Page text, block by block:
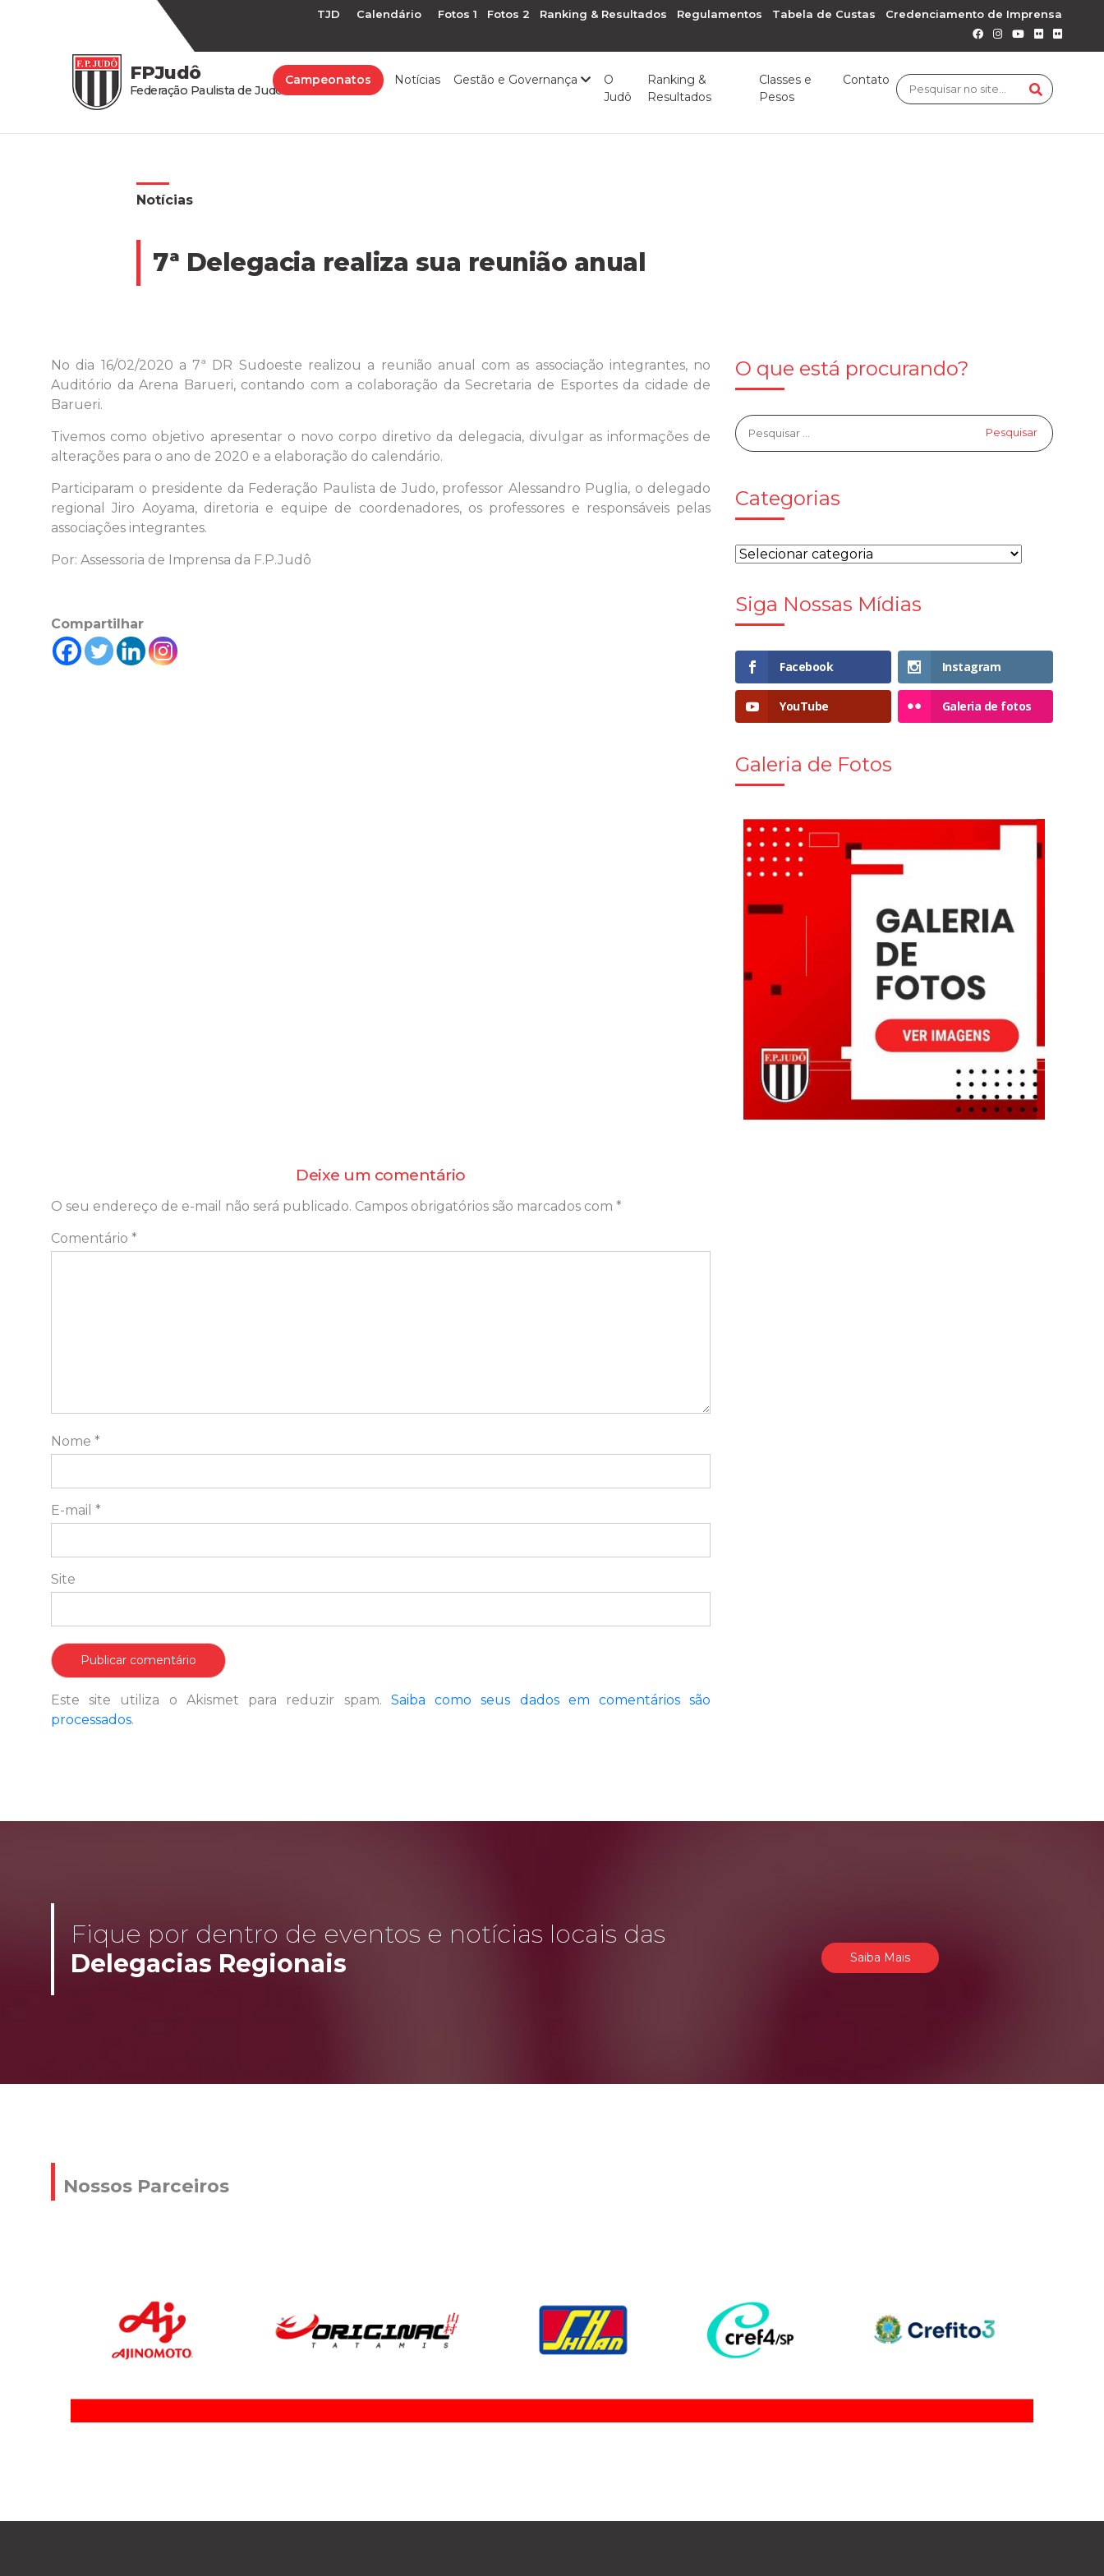
TJD Calendário Fotos 1 Fotos 2 Ranking & Resultados Regulamentos Tabela de Custas Credenciamento de Imprensa
FPJudô
Federação Paulista de Judô
Campeonatos Notícias Gestão e Governança
O
Judô
Ranking &
Resultados
Classes e
Pesos
Contato
Notícias
7ª Delegacia realiza sua reunião anual
No dia 16/02/2020 a 7ª DR Sudoeste realizou a reunião anual com as associação integrantes, no
Auditório da Arena Barueri, contando com a colaboração da Secretaria de Esportes da cidade de
Barueri.
Tivemos como objetivo apresentar o novo corpo diretivo da delegacia, divulgar as informações de
alterações para o ano de 2020 e a elaboração do calendário.
Participaram o presidente da Federação Paulista de Judo, professor Alessandro Puglia, o delegado
regional Jiro Aoyama, diretoria e equipe de coordenadores, os professores e responsáveis pelas
associações integrantes.
Por: Assessoria de Imprensa da F.P.Judô
Compartilhar
O que está procurando?
Categorias
Siga Nossas Mídias
Facebook Instagram
YouTube Galeria de fotos
Galeria de Fotos
Deixe um comentário
O seu endereço de e-mail não será publicado. Campos obrigatórios são marcados com *
Comentário *
Nome *
E-mail *
Site
Este site utiliza o Akismet para reduzir spam. Saiba como seus dados em comentários são
processados.
Fique por dentro de eventos e notícias locais das
Delegacias Regionais
Saiba Mais
Nossos Parceiros